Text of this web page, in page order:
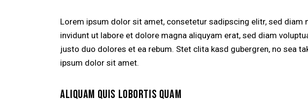
Lorem ipsum dolor sit amet, consetetur sadipscing elitr, sed diam
invidunt ut labore et dolore magna aliquyam erat, sed diam
justo duo dolores et ea rebum. Stet clita kasd gubergren, no sea
ipsum dolor sit amet.
ALIQUAM QUIS LOBORTIS QUAM